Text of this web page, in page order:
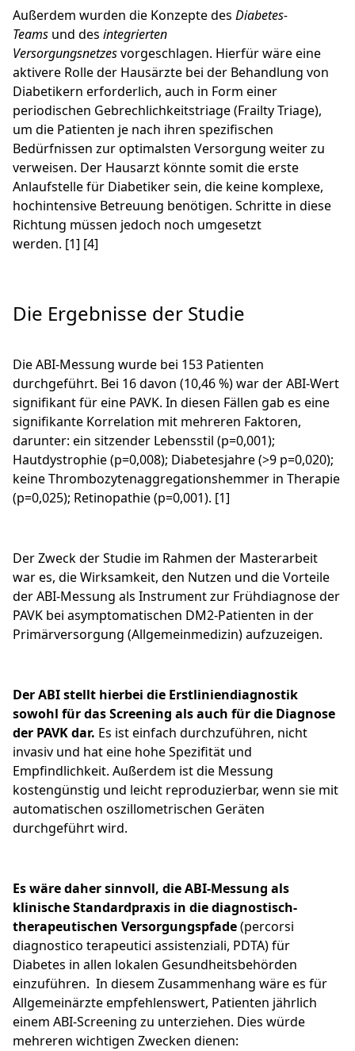
Außerdem wurden die Konzepte des Diabetes-
Teams und des integrierten
Versorgungsnetzesvorgeschlagen. Hierfür wäre eine
aktivere Rolle der Hausärzte bei der Behandlung von
Diabetikern erforderlich, auch in Form einer
periodischen Gebrechlichkeitstriage (Frailty Triage),
um die Patienten je nach ihren spezifischen
Bedürfnissen zur optimalsten Versorgung weiter zu
verweisen. Der Hausarzt könnte somit die erste
Anlaufstelle für Diabetiker sein, die keine komplexe,
hochintensive Betreuung benötigen. Schritte in diese
Richtung müssen jedoch noch umgesetzt
werden. [1] [4]
Die Ergebnisse der Studie
Die ABI-Messung wurde bei 153 Patienten
durchgeführt. Bei 16 davon (10,46 %) war der ABI-Wert
signifikant für eine PAVK. In diesen Fällen gab es eine
signifikante Korrelation mit mehreren Faktoren,
darunter: ein sitzender Lebensstil (p=0,001);
Hautdystrophie (p=0,008); Diabetesjahre (>9 p=0,020);
keine Thrombozytenaggregationshemmer in Therapie
(p=0,025); Retinopathie (p=0,001). [1]
Der Zweck der Studie im Rahmen der Masterarbeit
war es, die Wirksamkeit, den Nutzen und die Vorteile
der ABI-Messung als Instrument zur Frühdiagnose der
PAVK bei asymptomatischen DM2-Patienten in der
Primärversorgung (Allgemeinmedizin) aufzuzeigen.
Der ABI stellt hierbei die Erstliniendiagnostik
sowohl für das Screening als auch für die Diagnose
der PAVK dar. Es ist einfach durchzuführen, nicht
invasiv und hat eine hohe Spezifität und
Empfindlichkeit. Außerdem ist die Messung
kostengünstig und leicht reproduzierbar, wenn sie mit
automatischen oszillometrischen Geräten
durchgeführt wird.
Es wäre daher sinnvoll, die ABI-Messung als
klinische Standardpraxis in die diagnostisch-
therapeutischen Versorgungspfade(percorsi
diagnostico terapeutici assistenziali, PDTA) für
Diabetes in allen lokalen Gesundheitsbehörden
einzuführen. In diesem Zusammenhang wäre es für
Allgemeinärzte empfehlenswert, Patienten jährlich
einem ABI-Screening zu unterziehen. Dies würde
mehreren wichtigen Zwecken dienen: